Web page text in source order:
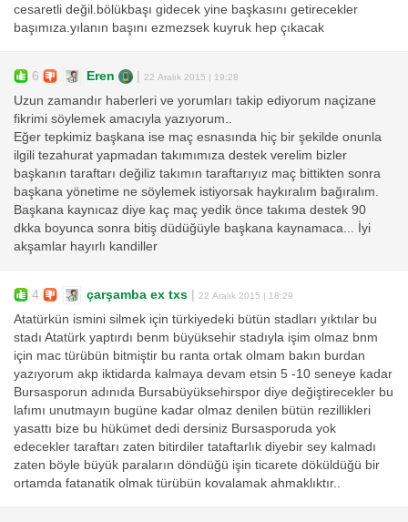
cesaretli değil.bölükbaşı gidecek yine başkasını getirecekler
başımıza.yılanın başını ezmezsek kuyruk hep çıkacak
6 Eren 22 Aralık 2015 | 19:28
Uzun zamandır haberleri ve yorumları takip ediyorum naçizane
fikrimi söylemek amacıyla yazıyorum..
Eğer tepkimiz başkana ise maç esnasında hiç bir şekilde onunla
ilgili tezahurat yapmadan takımımıza destek verelim bizler
başkanın taraftarı değiliz takımın taraftarıyız maç bittikten sonra
başkana yönetime ne söylemek istiyorsak haykıralım bağıralım.
Başkana kaynıcaz diye kaç maç yedik önce takıma destek 90
dkka boyunca sonra bitiş düdüğüyle başkana kaynamaca... İyi
akşamlar hayırlı kandiller
4 çarşamba ex txs 22 Aralık 2015 | 18:29
Atatürkün ismini silmek için türkiyedeki bütün stadları yıktılar bu
stadı Atatürk yaptırdı benm büyüksehir stadıyla işim olmaz bnm
için mac türübün bitmiştir bu ranta ortak olmam bakın burdan
yazıyorum akp iktidarda kalmaya devam etsin 5 -10 seneye kadar
Bursasporun adınıda Bursabüyüksehirspor diye değiştirecekler bu
lafımı unutmayın bugüne kadar olmaz denilen bütün rezillikleri
yasattı bize bu hükümet dedi dersiniz Bursasporuda yok
edecekler taraftarı zaten bitirdiler tataftarlık diyebir sey kalmadı
zaten böyle büyük paraların döndüğü işin ticarete döküldüğü bir
ortamda fatanatik olmak türübün kovalamak ahmaklıktır..